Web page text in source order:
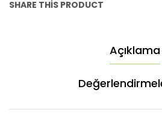
SHARE THIS PRODUCT
Açıklama